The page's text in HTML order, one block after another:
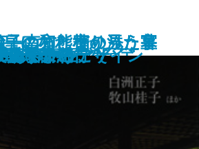
永青文庫の至宝
になれなかった皇
り―
と出会う旅
きたい
の和と寄り添う暮
いこう
の旅
ニの恋人
く京都
藤若冲
房へようこそ
―南方熊楠の見た宇
ある一生
タリア紀行
ルーナのデザイン
のうつわ
学